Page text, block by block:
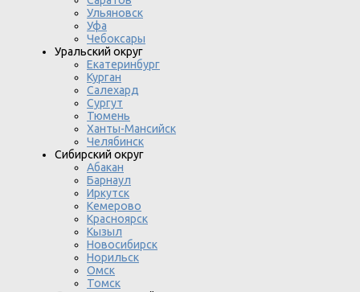
Ульяновск
Уфа
Чебоксары
Уральский округ
Екатеринбург
Курган
Салехард
Сургут
Тюмень
Ханты-Мансийск
Челябинск
Сибирский округ
Абакан
Барнаул
Иркутск
Кемерово
Красноярск
Кызыл
Новосибирск
Норильск
Омск
Томск